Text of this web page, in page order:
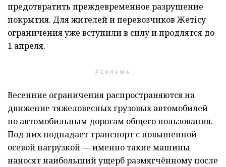
предотвратить преждевременное разрушение
покрытия. Для жителей и перевозчиков Жетісу
ограничения уже вступили в силу и продлятся до
1 апреля.
РЕКЛАМА
Весенние ограничения распространяются на
движение тяжеловесных грузовых автомобилей
по автомобильным дорогам общего пользования.
Под них подпадает транспорт с повышенной
осевой нагрузкой — именно такие машины
наносят наибольший ущерб размягчённому после